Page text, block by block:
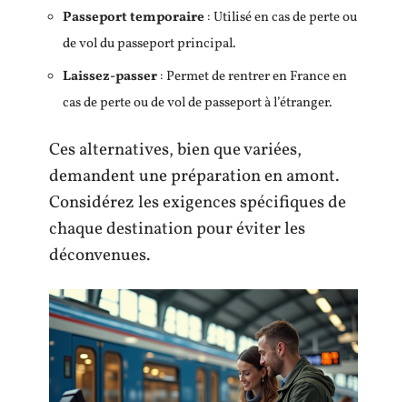
Passeport temporaire : Utilisé en cas de perte ou
de vol du passeport principal.
Laissez-passer: Permet de rentrer en France en
cas de perte ou de vol de passeport à l’étranger.
Ces alternatives, bien que variées,
demandent une préparation en amont.
Considérez les exigences spécifiques de
chaque destination pour éviter les
déconvenues.